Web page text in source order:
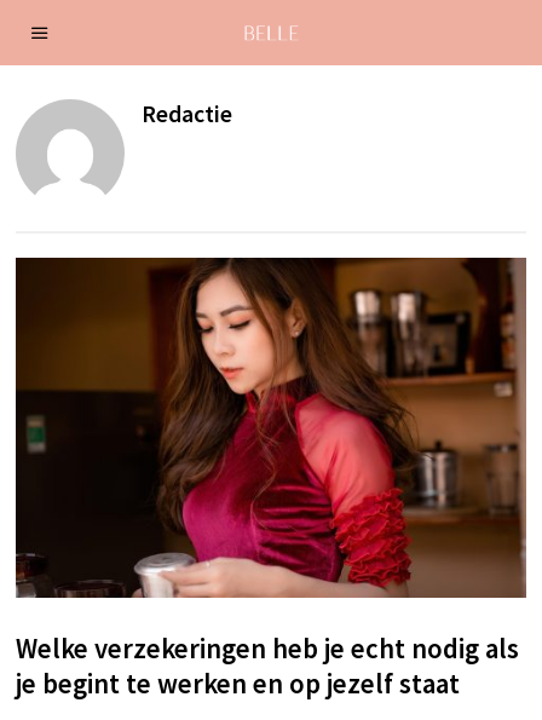
Redactie
Welke verzekeringen heb je echt nodig als
je begint te werken en op jezelf staat